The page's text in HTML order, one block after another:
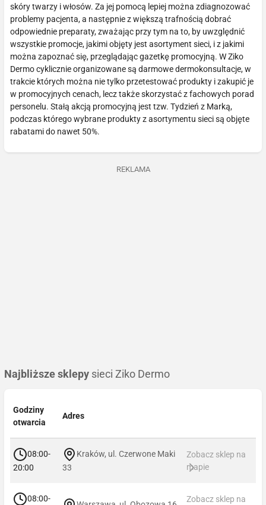
skóry twarzy i włosów. Za jej pomocą lepiej można zdiagnozować
problemy pacjenta, a następnie z większą trafnością dobrać
odpowiednie preparaty, zważając przy tym na to, by uwzględnić
wszystkie promocje, jakimi objęty jest asortyment sieci, i z jakimi
można zapoznać się, przeglądając gazetkę promocyjną. W Ziko
Dermo cyklicznie organizowane są darmowe dermokonsultacje, w
trakcie których można nie tylko przetestować produkty i zakupić je
w promocyjnych cenach, lecz także skorzystać z fachowych porad
personelu. Stałą akcją promocyjną jest tzw. Tydzień z Marką,
podczas którego wybrane produkty z asortymentu sieci są objęte
rabatami do nawet 50%.
REKLAMA
Najbliższe sklepy sieci Ziko Dermo
Godziny
otwarcia
Adres
08:00-
20:00
Kraków, ul. Czerwone Maki
33
Zobacz sklep na
mapie
08:00- Zobacz sklep na